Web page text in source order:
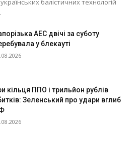
балістичних технологій
АЕС двічі за суботу
у блекауті
кільця ППО і трильйон рублів
Зеленський про удари вглиб